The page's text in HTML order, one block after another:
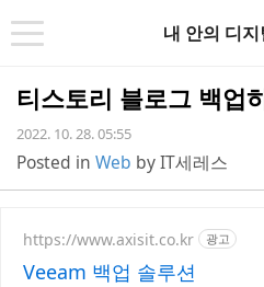
t
g
g
l
n
a
내 안의 디
티스토리 블로그 백업
2022. 10. 28. 05:55
Posted in Web byIT세레스
https://www.axisit.co.kr 광고
Veeam 백업 솔루션